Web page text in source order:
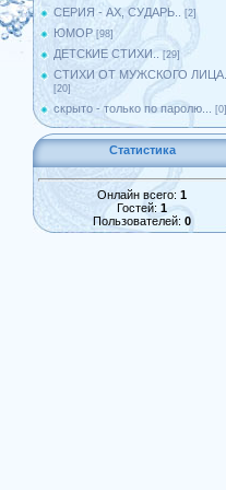
СЕРИЯ - АХ, СУДАРЬ.. [2]
ЮМОР [98]
ДЕТСКИЕ СТИХИ.. [29]
СТИХИ ОТ МУЖСКОГО ЛИЦА..
[20]
скрыто - только по паролю... [0]
Статистика
Онлайн всего: 1
Гостей: 1
Пользователей: 0